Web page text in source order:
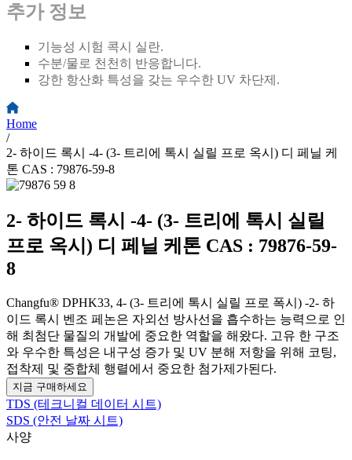
추가 정보
기능성 시험 콕시 실란.
수분/물로 천천히 반응합니다.
강한 항산화 특성을 갖는 우수한 UV 차단제.
Home
/
2- 하이드 록시 -4- (3- 트리에 톡시 실릴 프로 옥시) 디 페닐 케
톤 CAS : 79876-59-8
2- 하이드 록시 -4- (3- 트리에 톡시 실릴
프로 옥시) 디 페닐 케톤 CAS : 79876-59-
8
Changfu® DPHK33, 4- (3- 트리에 톡시 실릴 프로 폭시) -2- 하
이드 록시 벤조 페논은 자외선 방사선을 흡수하는 능력으로 인
해 최첨단 물질의 개발에 중요한 역할을 해왔다. 고유 한 구조
와 우수한 특성은 내구성 증가 및 UV 분해 저항을 위해 코팅,
접착제 및 중합체 행렬에서 중요한 첨가제가된다.
지금 구매하세요
TDS (테크니컬 데이터 시트)
SDS (안전 날짜 시트)
사양